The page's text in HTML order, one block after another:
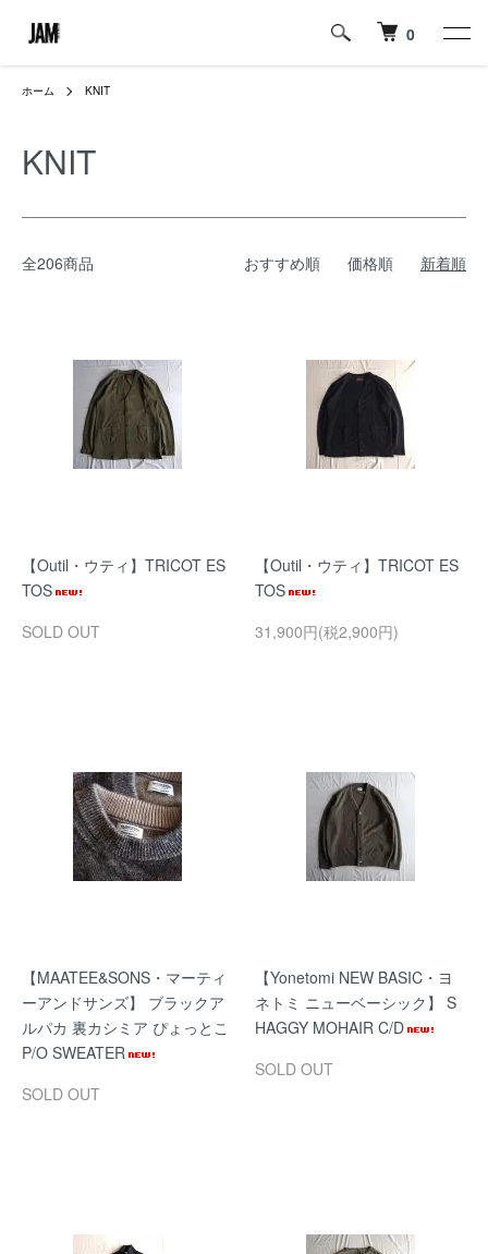
0
ホーム KNIT
KNIT
全206商品 おすすめ順 価格順 新着順
【Outil・ウティ】TRICOT ES
TOS
SOLD OUT
【Outil・ウティ】TRICOT ES
TOS
31,900円(税2,900円)
【MAATEE&SONS・マーティ
ーアンドサンズ】 ブラックア
ルパカ 裏カシミア ぴょっとこ
P/O SWEATER
SOLD OUT
【Yonetomi NEW BASIC・ヨ
ネトミ ニューベーシック】 S
HAGGY MOHAIR C/D
SOLD OUT